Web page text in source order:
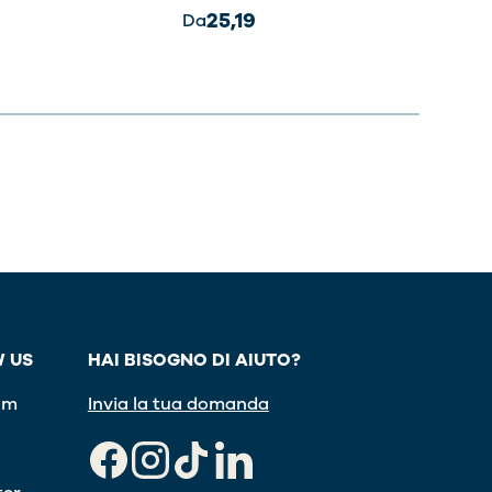
Da25,19
US
HAI BISOGNO DI AIUTO?
Invia la tua domanda
FacebookInstagram
TikTokLinkedIn